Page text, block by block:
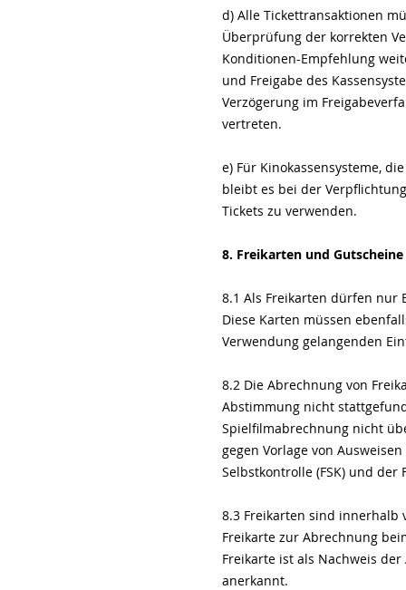
d) Alle Tickettransaktionen
Überprüfung der korrekten
Konditionen-Empfehlung
und Freigabe des
Verzögerung im
vertreten.
e) Für Kinokassensysteme,
bleibt es bei der
Tickets zu verwenden.
8. Freikarten und Gutscheine
8.1 Als Freikarten dürfen nur
Diese Karten müssen
Verwendung gelangenden
8.2 Die Abrechnung von
Abstimmung nicht
Spielfilmabrechnung nicht
gegen Vorlage von
Selbstkontrolle (FSK) und
8.3 Freikarten sind innerhalb
Freikarte zur Abrechnung
Freikarte ist als Nachweis
anerkannt.